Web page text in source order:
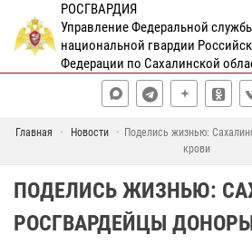
РОСГВАРДИЯ
Управление Федеральной
национальной гвардии
Федерации по Сахалинской
Главная Новости
Поделись жизнью:
крови
ПОДЕЛИСЬ ЖИЗНЬЮ:
РОСГВАРДЕЙЦЫ